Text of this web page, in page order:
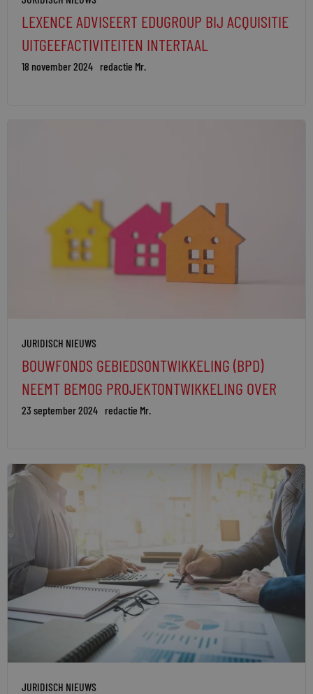
LEXENCE ADVISEERT EDUGROUP BIJ ACQUISITIE
UITGEEFACTIVITEITEN INTERTAAL
18 november 2024 redactie Mr.
JURIDISCH NIEUWS
BOUWFONDS GEBIEDSONTWIKKELING (BPD)
NEEMT BEMOG PROJEKTONTWIKKELING OVER
23 september 2024 redactie Mr.
JURIDISCH NIEUWS